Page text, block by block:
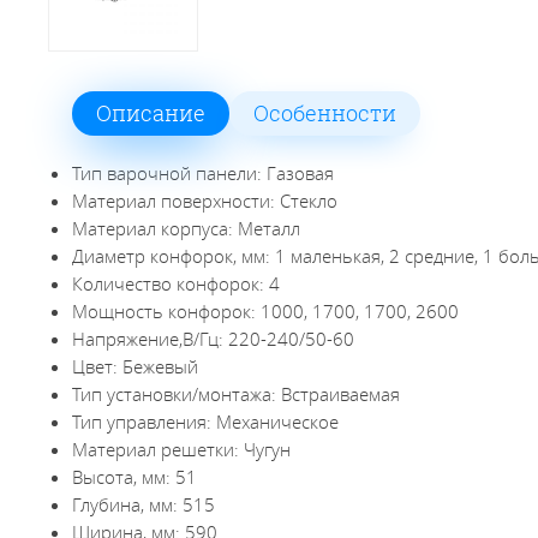
Описание Особенности
Тип варочной панели: Газовая
Материал поверхности: Стекло
Материал корпуса: Металл
Диаметр конфорок, мм: 1 маленькая, 2 средние, 1
Количество конфорок: 4
Мощность конфорок: 1000, 1700, 1700, 2600
Напряжение,В/Гц: 220-240/50-60
Цвет: Бежевый
Тип установки/монтажа: Встраиваемая
Тип управления: Механическое
Материал решетки: Чугун
Высота, мм: 51
Глубина, мм: 515
Ширина, мм: 590